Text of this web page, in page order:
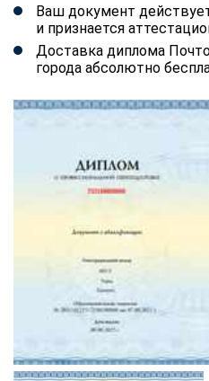
Ваш документ
и признается
Доставка диплома
города абсолютно